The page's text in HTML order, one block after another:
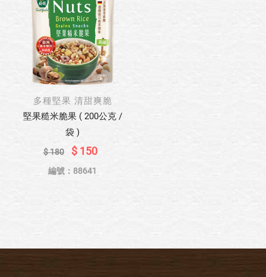
多種堅果 清甜爽脆
堅果糙米脆果 ( 200公克 /
袋 )
$ 180 $ 150
編號：88641